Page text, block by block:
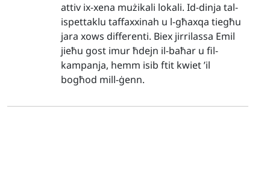
attiv ix-xena mużikali lokali. Id-dinja tal-
ispettaklu taffaxxinah u l-għaxqa tiegħu
jara xows differenti. Biex jirrilassa Emil
jieħu gost imur ħdejn il-baħar u fil-
kampanja, hemm isib ftit kwiet ’il
bogħod mill-ġenn.